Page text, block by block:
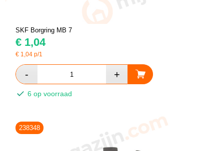
SKF Borgring MB 7
€ 1,04
€ 1,04 p/1
6 op voorraad
238348